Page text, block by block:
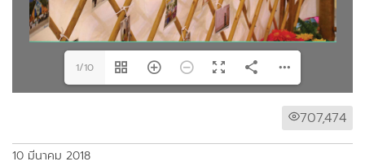
1/10
707,474
10 มีนาคม 2018